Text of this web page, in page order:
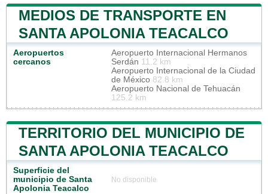
MEDIOS DE TRANSPORTE EN
SANTA APOLONIA TEACALCO
Aeropuertos
cercanos
Aeropuerto Internacional Hermanos
Serdán 11.2 km
Aeropuerto Internacional de la Ciudad
de México 82.8 km
Aeropuerto Nacional de Tehuacán
125.2 km
TERRITORIO DEL MUNICIPIO DE
SANTA APOLONIA TEACALCO
Superficie del
municipio de Santa
Apolonia Teacalco
No disponible